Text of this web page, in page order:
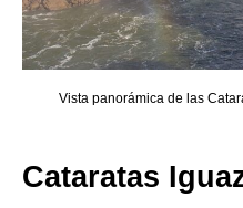
Vista panorámica de las
Cataratas